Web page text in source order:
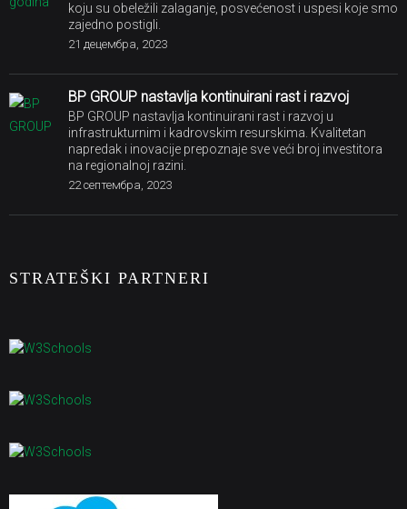
koju su obeležili zalaganje, posvećenost i uspesi koje smo
zajedno postigli.
21 децембра, 2023
BP GROUP nastavlja kontinuirani rast i razvoj
BP GROUP nastavlja kontinuirani rast i razvoj u
infrastrukturnim i kadrovskim resurskima. Kvalitetan
napredak i inovacije prepoznaje sve veći broj investitora
na regionalnoj razini.
22 септембра, 2023
STRATEŠKI PARTNERI